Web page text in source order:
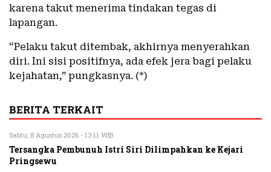
karena takut menerima tindakan tegas di
lapangan.
“Pelaku takut ditembak, akhirnya menyerahkan
diri. Ini sisi positifnya, ada efek jera bagi pelaku
kejahatan,” pungkasnya. (*)
BERITA TERKAIT
Sabtu, 8 Agustus 2026 - 13:11 WIB
Tersangka Pembunuh Istri Siri Dilimpahkan ke Kejari
Pringsewu